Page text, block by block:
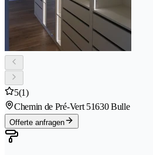
5(1)
Chemin de Pré-Vert 51630 Bulle
Offerte anfragen